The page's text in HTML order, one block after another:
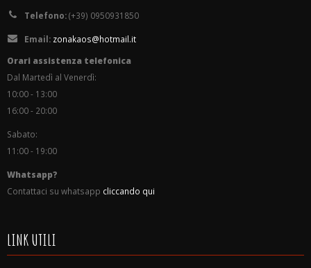
Telefono:(+39) 0950931850
Email: zonakaos@hotmail.it
Orari assistenza telefonica
Dal Martedì al Venerdì:
10:00 - 13:00
16:00 - 20:00
Sabato:
11:00 - 19:00
Whatsapp?
Contattaci su whatsapp cliccando qui
LINK UTILI